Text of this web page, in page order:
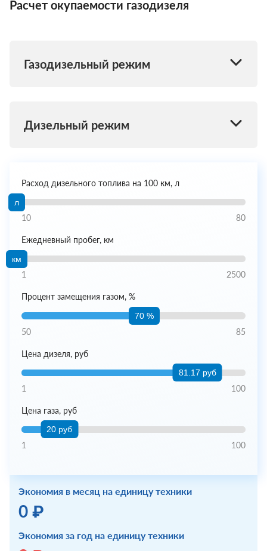
Расчет окупаемости газодизеля
Газодизельный режим
Дизельный режим
Расход дизельного топлива на 100 км, л
л
10 80
Ежедневный пробег, км
км
1 2500
Процент замещения газом, %
70 %
50 85
Цена дизеля, руб
81.17 руб
1 100
Цена газа, руб
20 руб
1 100
Экономия в месяц на единицу техники
0 ₽
Экономия за год на единицу техники